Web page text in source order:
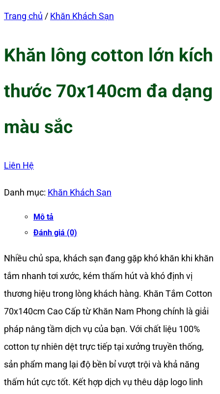
Trang chủ / Khăn Khách Sạn
Khăn lông cotton lớn kích
thước 70x140cm đa dạng
màu sắc
Liên Hệ
Danh mục: Khăn Khách Sạn
Mô tả
Đánh giá (0)
Nhiều chủ spa, khách sạn đang gặp khó khăn khi khăn
tắm nhanh tơi xước, kém thấm hút và khó định vị
thương hiệu trong lòng khách hàng. Khăn Tắm Cotton
70x140cm Cao Cấp từ Khăn Nam Phong chính là giải
pháp nâng tầm dịch vụ của bạn. Với chất liệu 100%
cotton tự nhiên dệt trực tiếp tại xưởng truyền thống,
sản phẩm mang lại độ bền bỉ vượt trội và khả năng
thấm hút cực tốt. Kết hợp dịch vụ thêu dập logo linh